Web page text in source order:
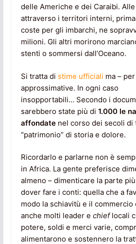
delle Americhe e dei Caraibi.
attraverso i territori interni,
coste per gli imbarchi, ne
milioni. Gli altri morirono
stenti o sommersi dall’Oceano.
Si tratta di stime ufficiali ma –
approssimative. In ogni caso
insopportabili… Secondo i
sarebbero state più di 1.000 le
affondatenel corso dei secoli di
“patrimonio” di storia e dolore.
Ricordarlo e parlarne non è
in Africa. La gente preferisce
almeno – dimenticare la parte
dover fare i conti: quella che a
modo la schiavitù e il
anche molti leader e chieflocali
potere, soldi e merci varie,
alimentarono e sostennero la